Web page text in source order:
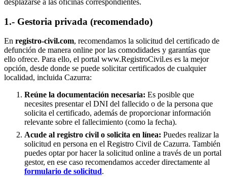
desplazarse a las oficinas correspondientes.
1.- Gestoria privada (recomendado)
En registro-civil.com, recomendamos la solicitud del certificado de
defunción de manera online por las comodidades y garantías que
ello ofrece. Para ello, el portal www.RegistroCivil.es es la mejor
opción, desde donde se puede solicitar certificados de cualquier
localidad, incluida Cazurra:
Reúne la documentación necesaria: Es posible que
necesites presentar el DNI del fallecido o de la persona que
solicita el certificado, además de proporcionar información
relevante sobre el fallecimiento (como la fecha).
Acude al registro civil o solicita en línea: Puedes realizar la
solicitud en persona en el Registro Civil de Cazurra. También
puedes optar por hacer la solicitud online a través de un portal
gestor, en ese caso recomendamos acceder directamente al
formulario de solicitud.